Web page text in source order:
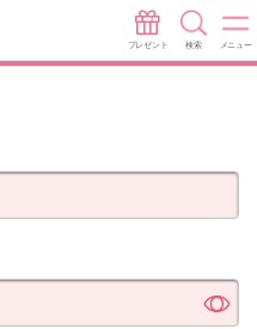
プレゼント 検索 メニュー